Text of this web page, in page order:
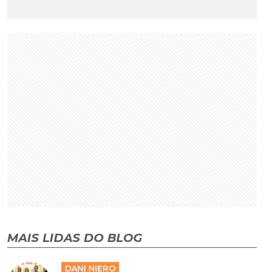
MAIS LIDAS DO BLOG
DANI NIERO